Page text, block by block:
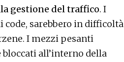
gestione del traffico. I
sarebbero in difficoltà
I mezzi pesanti
all’interno della